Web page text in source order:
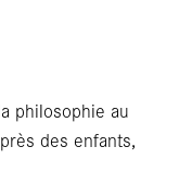
philosophie au
des enfants,